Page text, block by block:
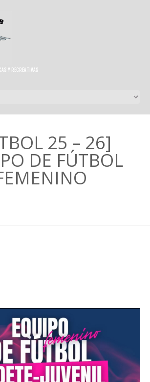
Y RECREATIVAS
25 – 26]
DE FÚTBOL